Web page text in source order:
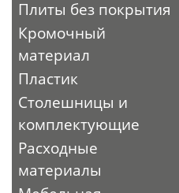
Плиты без покрытия
Кромочный
материал
Пластик
Столешницы и
комплектующие
Расходные
материалы